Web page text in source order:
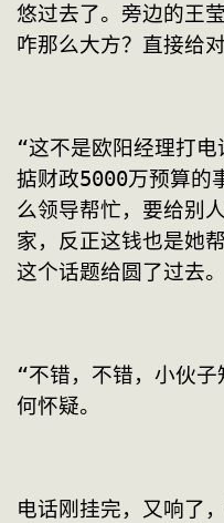
悠过去了。旁边的王
咋那么大方？直接给
“这不是欧阳经理打
掂财政5000万预算的
么领导帮忙，要给别
家，反正这钱也是她
这个话题给圆了过去。
“不错，不错，小伙
何怀疑。
电话刚挂完，又响了